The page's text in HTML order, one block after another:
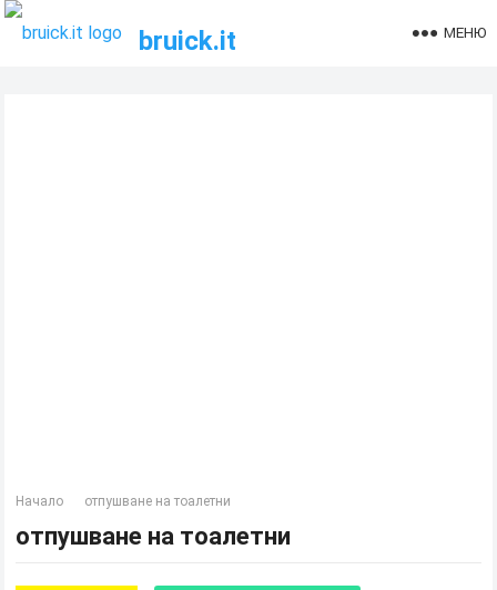
bruick.it МЕНЮ
Начало отпушване на тоалетни
отпушване на тоалетни